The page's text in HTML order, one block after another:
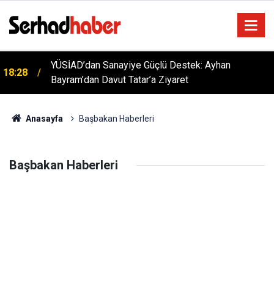
18:28
YÜSİAD’dan Sanayiye Güçlü Destek: Ayhan
Bayram’dan Davut Tatar’a Ziyaret
Anasayfa Başbakan Haberleri
Başbakan Haberleri